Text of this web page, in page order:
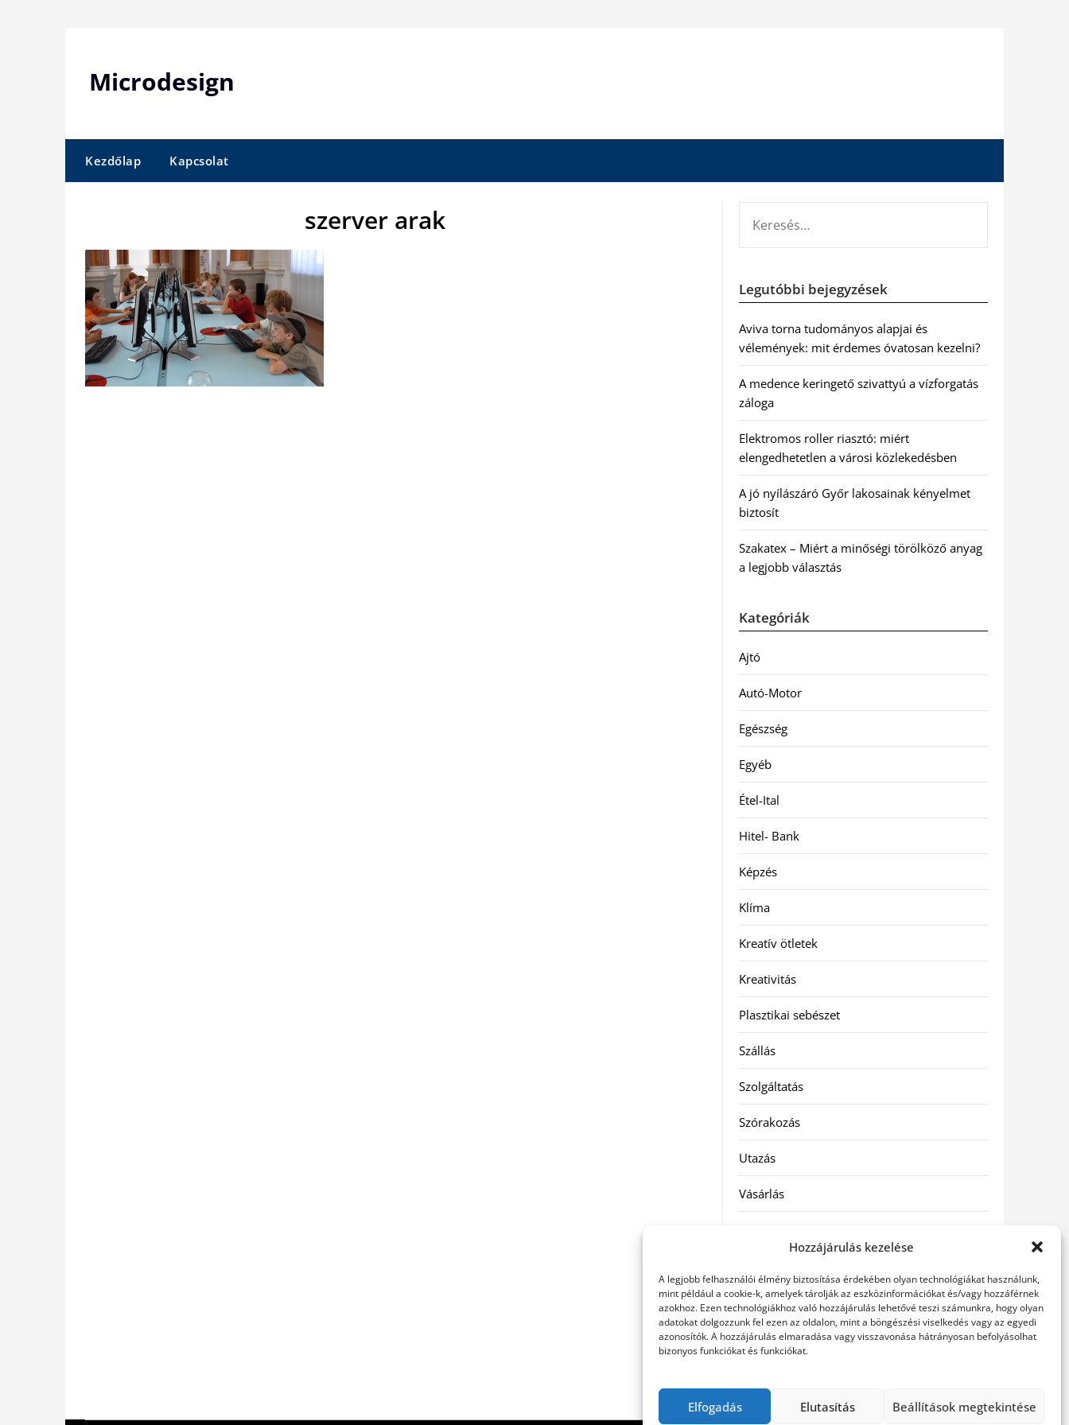
Hozzájárulás kezelése
A legjobb felhasználói élmény biztosítása érdekében olyan technológiákat használunk,
mint például a cookie-k, amelyek tárolják az eszközinformációkat és/vagy hozzáférnek
azokhoz. Ezen technológiákhoz való hozzájárulás lehetővé teszi számunkra, hogy olyan
adatokat dolgozzunk fel ezen az oldalon, mint a böngészési viselkedés vagy az egyedi
azonosítók. A hozzájárulás elmaradása vagy visszavonása hátrányosan befolyásolhat
bizonyos funkciókat és funkciókat.
Elfogadás Elutasítás Beállítások megtekintése
Microdesign
Kezdőlap Kapcsolat
szerver arak
Legutóbbi bejegyzések
Aviva torna tudományos alapjai és
vélemények: mit érdemes óvatosan kezelni?
A medence keringető szivattyú a vízforgatás
záloga
Elektromos roller riasztó: miért
elengedhetetlen a városi közlekedésben
A jó nyílászáró Győr lakosainak kényelmet
biztosít
Szakatex – Miért a minőségi törölköző anyag
a legjobb választás
Kategóriák
Ajtó
Autó-Motor
Egészség
Egyéb
Étel-Ital
Hitel- Bank
Képzés
Klíma
Kreatív ötletek
Kreativitás
Plasztikai sebészet
Szállás
Szolgáltatás
Szórakozás
Utazás
Vásárlás
Címkék
hátfájás kezelése